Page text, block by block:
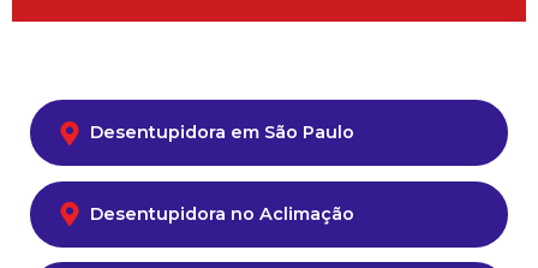
Desentupidora em São Paulo
Desentupidora no Aclimação